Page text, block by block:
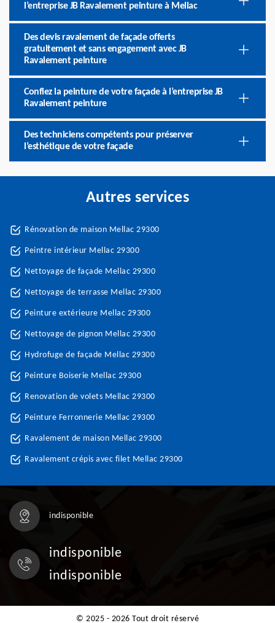
l’entreprise JB Ravalement peinture à Mellac
Des devis ravalement de façade offerts
gratuitement et sans engagement avec JB
Ravalement peinture
Confiez la peinture de votre façade à l’entreprise JB
Ravalement peinture
Des techniciens compétents pour préserver
l’esthétique de votre façade
Autres services
Rénovation de maison Mellac 29300
Peintre intérieur Mellac 29300
Nettoyage de façade Mellac 29300
Nettoyage de terrasse Mellac 29300
Peinture extérieure Mellac 29300
Nettoyage de pignon Mellac 29300
Hydrofuge de façade Mellac 29300
Peinture Boiserie Mellac 29300
Renovation de volets Mellac 29300
Peinture Ferronnerie Mellac 29300
Ravalement de maison Mellac 29300
Ravalement crépis avec filet Mellac 29300
indisponible
indisponible
indisponible
© 2025 - 2026 Tout droit réservé